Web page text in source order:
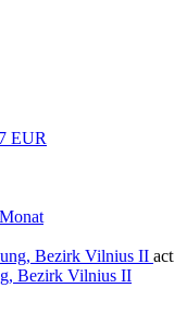
EUR
Bezirk Vilnius II